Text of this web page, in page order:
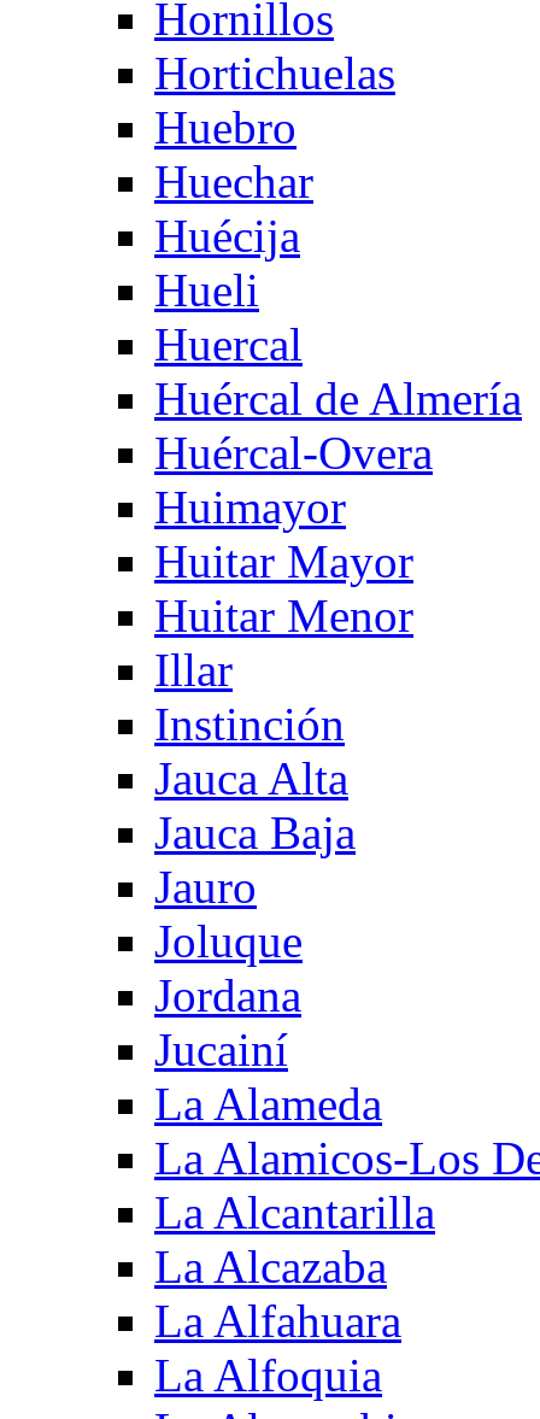
Hornillos
Hortichuelas
Huebro
Huechar
Huécija
Hueli
Huercal
Huércal de Almería
Huércal-Overa
Huimayor
Huitar Mayor
Huitar Menor
Illar
Instinción
Jauca Alta
Jauca Baja
Jauro
Joluque
Jordana
Jucainí
La Alameda
La Alamicos-Los
La Alcantarilla
La Alcazaba
La Alfahuara
La Alfoquia